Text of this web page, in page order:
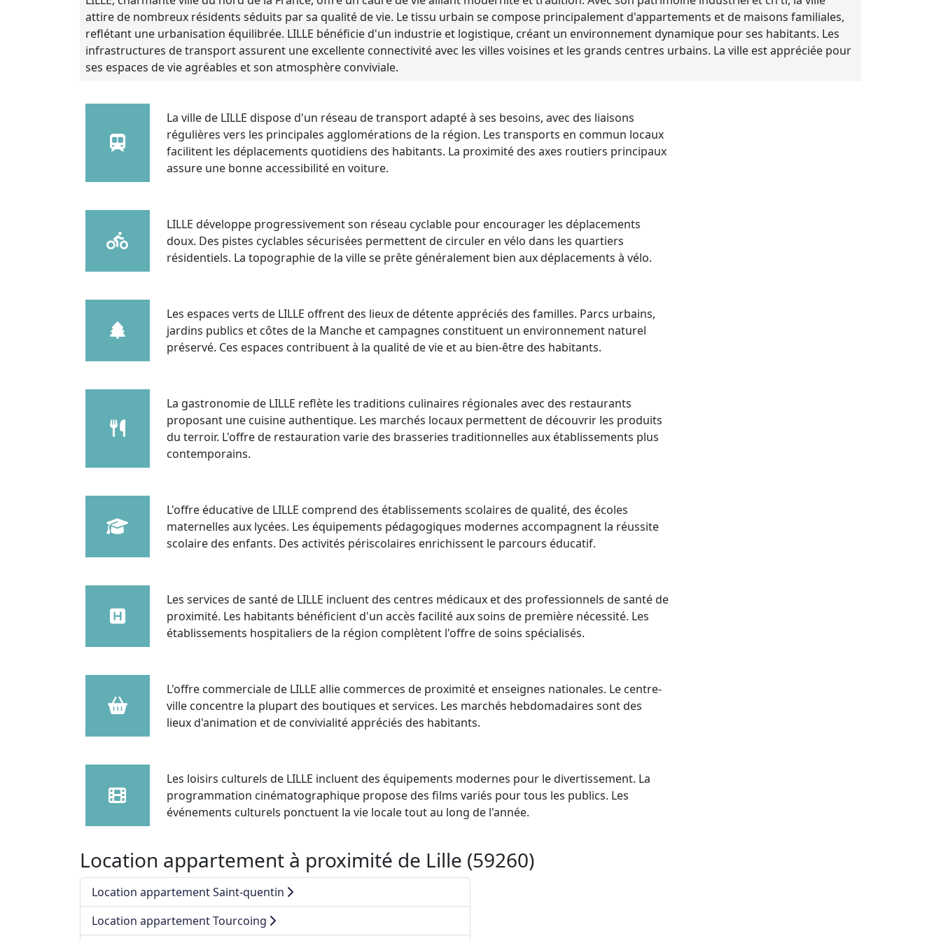
attire de nombreux résidents séduits par sa qualité de vie. Le tissu urbain se compose principalement d'appartements et de maisons familiales,
reflétant une urbanisation équilibrée. LILLE bénéficie d'un industrie et logistique, créant un environnement dynamique pour ses habitants. Les
infrastructures de transport assurent une excellente connectivité avec les villes voisines et les grands centres urbains. La ville est appréciée pour
ses espaces de vie agréables et son atmosphère conviviale.
La ville de LILLE dispose d'un réseau de transport adapté à ses besoins, avec des liaisons
régulières vers les principales agglomérations de la région. Les transports en commun locaux
facilitent les déplacements quotidiens des habitants. La proximité des axes routiers principaux
assure une bonne accessibilité en voiture.
LILLE développe progressivement son réseau cyclable pour encourager les déplacements
doux. Des pistes cyclables sécurisées permettent de circuler en vélo dans les quartiers
résidentiels. La topographie de la ville se prête généralement bien aux déplacements à vélo.
Les espaces verts de LILLE offrent des lieux de détente appréciés des familles. Parcs urbains,
jardins publics et côtes de la Manche et campagnes constituent un environnement naturel
préservé. Ces espaces contribuent à la qualité de vie et au bien-être des habitants.
La gastronomie de LILLE reflète les traditions culinaires régionales avec des restaurants
proposant une cuisine authentique. Les marchés locaux permettent de découvrir les produits
du terroir. L'offre de restauration varie des brasseries traditionnelles aux établissements plus
contemporains.
L'offre éducative de LILLE comprend des établissements scolaires de qualité, des écoles
maternelles aux lycées. Les équipements pédagogiques modernes accompagnent la réussite
scolaire des enfants. Des activités périscolaires enrichissent le parcours éducatif.
Les services de santé de LILLE incluent des centres médicaux et des professionnels de santé de
proximité. Les habitants bénéficient d'un accès facilité aux soins de première nécessité. Les
établissements hospitaliers de la région complètent l'offre de soins spécialisés.
L'offre commerciale de LILLE allie commerces de proximité et enseignes nationales. Le centre-
ville concentre la plupart des boutiques et services. Les marchés hebdomadaires sont des
lieux d'animation et de convivialité appréciés des habitants.
Les loisirs culturels de LILLE incluent des équipements modernes pour le divertissement. La
programmation cinématographique propose des films variés pour tous les publics. Les
événements culturels ponctuent la vie locale tout au long de l'année.
Location appartement à proximité de Lille (59260)
Location appartement Saint-quentin
Location appartement Tourcoing